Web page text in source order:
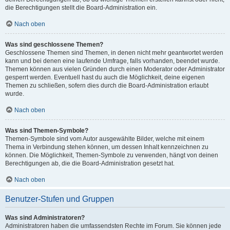
die Berechtigungen stellt die Board-Administration ein.
Nach oben
Was sind geschlossene Themen?
Geschlossene Themen sind Themen, in denen nicht mehr geantwortet werden
kann und bei denen eine laufende Umfrage, falls vorhanden, beendet wurde.
Themen können aus vielen Gründen durch einen Moderator oder Administrator
gesperrt werden. Eventuell hast du auch die Möglichkeit, deine eigenen
Themen zu schließen, sofern dies durch die Board-Administration erlaubt
wurde.
Nach oben
Was sind Themen-Symbole?
Themen-Symbole sind vom Autor ausgewählte Bilder, welche mit einem
Thema in Verbindung stehen können, um dessen Inhalt kennzeichnen zu
können. Die Möglichkeit, Themen-Symbole zu verwenden, hängt von deinen
Berechtigungen ab, die die Board-Administration gesetzt hat.
Nach oben
Benutzer-Stufen und Gruppen
Was sind Administratoren?
Administratoren haben die umfassendsten Rechte im Forum. Sie können jede